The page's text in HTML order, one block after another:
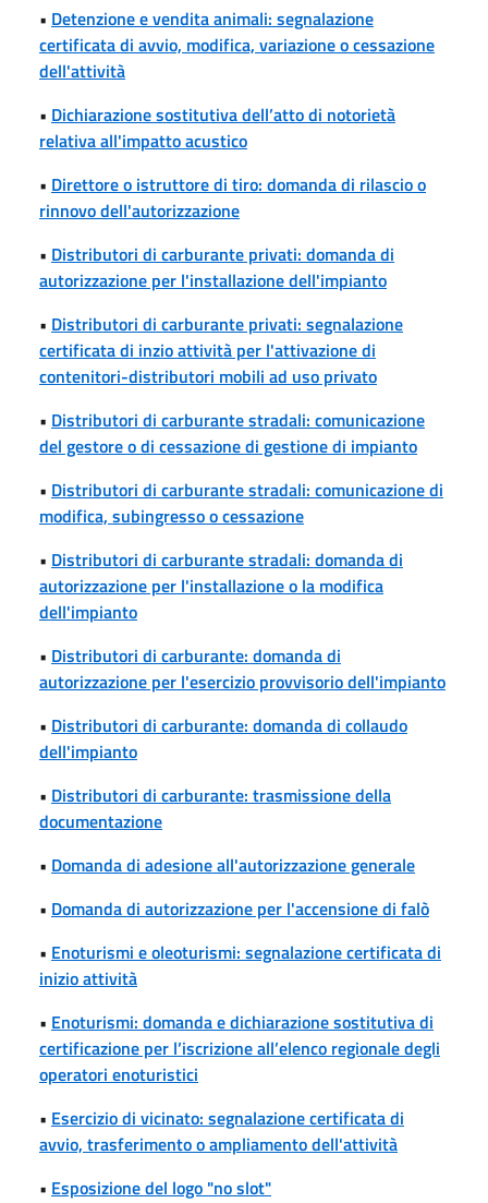
• Detenzione e vendita animali: segnalazione
certificata di avvio, modifica, variazione o cessazione
dell'attività
• Dichiarazione sostitutiva dell’atto di notorietà
relativa all'impatto acustico
• Direttore o istruttore di tiro: domanda di rilascio o
rinnovo dell'autorizzazione
• Distributori di carburante privati: domanda di
autorizzazione per l'installazione dell'impianto
• Distributori di carburante privati: segnalazione
certificata di inzio attività per l'attivazione di
contenitori-distributori mobili ad uso privato
• Distributori di carburante stradali: comunicazione
del gestore o di cessazione di gestione di impianto
• Distributori di carburante stradali: comunicazione di
modifica, subingresso o cessazione
• Distributori di carburante stradali: domanda di
autorizzazione per l'installazione o la modifica
dell'impianto
• Distributori di carburante: domanda di
autorizzazione per l'esercizio provvisorio dell'impianto
• Distributori di carburante: domanda di collaudo
dell'impianto
• Distributori di carburante: trasmissione della
documentazione
• Domanda di adesione all'autorizzazione generale
• Domanda di autorizzazione per l'accensione di falò
• Enoturismi e oleoturismi: segnalazione certificata di
inizio attività
• Enoturismi: domanda e dichiarazione sostitutiva di
certificazione per l’iscrizione all’elenco regionale degli
operatori enoturistici
• Esercizio di vicinato: segnalazione certificata di
avvio, trasferimento o ampliamento dell'attività
• Esposizione del logo "no slot"